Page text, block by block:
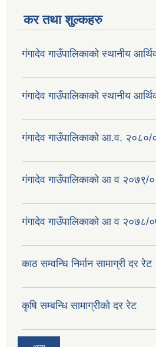
कर तथा शुल्कहरु
गंगादेव गाउँपालिकाको स्थानीय
गंगादेव गाउँपालिकाको स्थानीय
गंगादेव गाउँपालिकाको आ.व.
गंगादेव गाउँपालिकाको आ व २०७९/
गंगादेव गाउँपालिकाको आ व २०७८/
काठ सम्वन्धि निर्मान सामाग्री दर रेट
कृषि सम्बन्धि सामाग्रीको दर रेट